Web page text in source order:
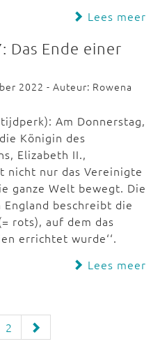
Lees meer
Das Ende einer
2022 - Auteur: Rowena
Am Donnerstag,
Königin des
Elizabeth II.,
nicht nur das Vereinigte
ganze Welt bewegt. Die
beschreibt die
rots), auf dem das
errichtet wurde‘‘.
Lees meer
2